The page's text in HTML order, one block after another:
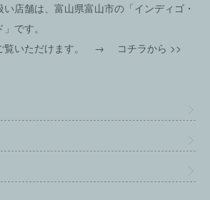
店舗は、富山県富山市の「インディゴ・
です。
覧いただけます。 → コチラから >>